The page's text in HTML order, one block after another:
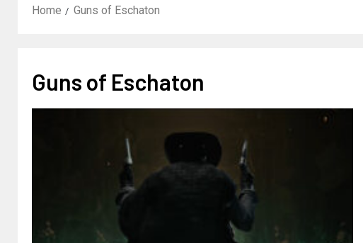
Home Guns of Eschaton
Guns of Eschaton